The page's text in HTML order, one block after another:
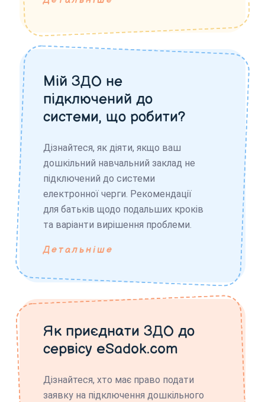
Мій ЗДО не
підключений до
системи, що робити?
Дізнайтеся, як діяти, якщо ваш
дошкільний навчальний заклад не
підключений до системи
електронної черги. Рекомендації
для батьків щодо подальших кроків
та варіанти вирішення проблеми.
Детальніше
Як приєднати ЗДО до
сервісу eSadok.com
Дізнайтеся, хто має право подати
заявку на підключення дошкільного